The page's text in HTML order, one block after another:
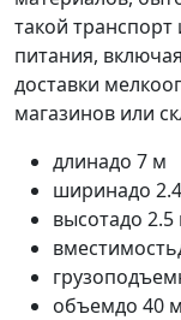
такой транспорт
питания,
доставки
магазинов или
длинадо 7 м
ширинадо
высотадо 2.5
вместимость
объемдо 40